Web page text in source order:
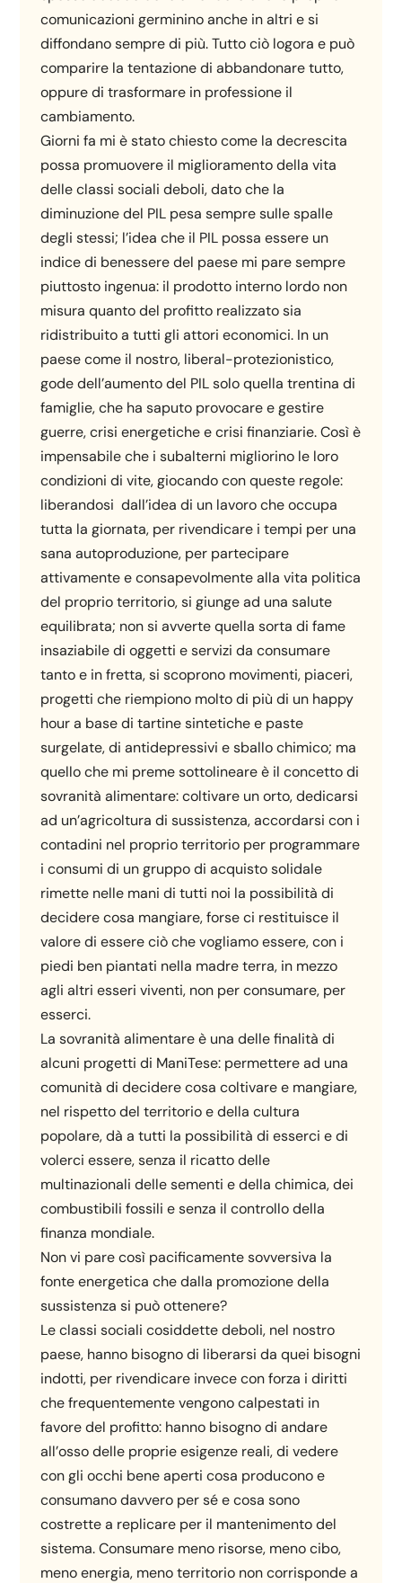
comunicazioni germinino anche in altri e si
diffondano sempre di più. Tutto ciò logora e può
comparire la tentazione di abbandonare tutto,
oppure di trasformare in professione il
cambiamento.
Giorni fa mi è stato chiesto come la decrescita
possa promuovere il miglioramento della vita
delle classi sociali deboli, dato che la
diminuzione del PIL pesa sempre sulle spalle
degli stessi; l’idea che il PIL possa essere un
indice di benessere del paese mi pare sempre
piuttosto ingenua: il prodotto interno lordo non
misura quanto del profitto realizzato sia
ridistribuito a tutti gli attori economici. In un
paese come il nostro, liberal-protezionistico,
gode dell’aumento del PIL solo quella trentina di
famiglie, che ha saputo provocare e gestire
guerre, crisi energetiche e crisi finanziarie. Così è
impensabile che i subalterni migliorino le loro
condizioni di vite, giocando con queste regole:
liberandosi dall’idea di un lavoro che occupa
tutta la giornata, per rivendicare i tempi per una
sana autoproduzione, per partecipare
attivamente e consapevolmente alla vita politica
del proprio territorio, si giunge ad una salute
equilibrata; non si avverte quella sorta di fame
insaziabile di oggetti e servizi da consumare
tanto e in fretta, si scoprono movimenti, piaceri,
progetti che riempiono molto di più di un happy
hour a base di tartine sintetiche e paste
surgelate, di antidepressivi e sballo chimico; ma
quello che mi preme sottolineare è il concetto di
sovranità alimentare: coltivare un orto, dedicarsi
ad un’agricoltura di sussistenza, accordarsi con i
contadini nel proprio territorio per programmare
i consumi di un gruppo di acquisto solidale
rimette nelle mani di tutti noi la possibilità di
decidere cosa mangiare, forse ci restituisce il
valore di essere ciò che vogliamo essere, con i
piedi ben piantati nella madre terra, in mezzo
agli altri esseri viventi, non per consumare, per
esserci.
La sovranità alimentare è una delle finalità di
alcuni progetti di ManiTese: permettere ad una
comunità di decidere cosa coltivare e mangiare,
nel rispetto del territorio e della cultura
popolare, dà a tutti la possibilità di esserci e di
volerci essere, senza il ricatto delle
multinazionali delle sementi e della chimica, dei
combustibili fossili e senza il controllo della
finanza mondiale.
Non vi pare così pacificamente sovversiva la
fonte energetica che dalla promozione della
sussistenza si può ottenere?
Le classi sociali cosiddette deboli, nel nostro
paese, hanno bisogno di liberarsi da quei bisogni
indotti, per rivendicare invece con forza i diritti
che frequentemente vengono calpestati in
favore del profitto: hanno bisogno di andare
all’osso delle proprie esigenze reali, di vedere
con gli occhi bene aperti cosa producono e
consumano davvero per sé e cosa sono
costrette a replicare per il mantenimento del
sistema. Consumare meno risorse, meno cibo,
meno energia, meno territorio non corrisponde a